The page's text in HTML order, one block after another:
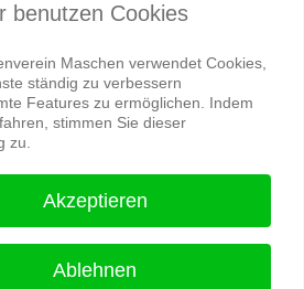
wiedergewählt und durch
benutzen Cookies
Maschen verwendet Cookies,
ständig zu verbessern
Features zu ermöglichen. Indem
stimmen Sie dieser
zu.
Akzeptieren
Ablehnen